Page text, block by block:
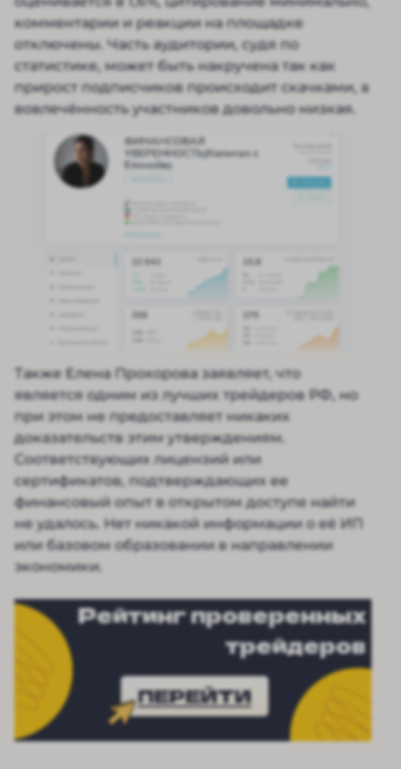
комментарии и реакции на площадке
отключены. Часть аудитории, судя по
статистике, может быть накручена так как
прирост подписчиков происходит скачками, а
вовлечённость участников довольно низкая.
Также Елена Прохорова заявляет, что
является одним из лучших трейдеров РФ, но
при этом не предоставляет никаких
доказательств этим утверждениям.
Соответствующих лицензий или
сертификатов, подтверждающих ее
финансовый опыт в открытом доступе найти
не удалось. Нет никакой информации о её ИП
или базовом образовании в направлении
экономики.
Рейтинг проверенных
трейдеров
ПЕРЕЙТИ